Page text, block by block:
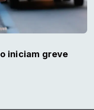
iniciam greve